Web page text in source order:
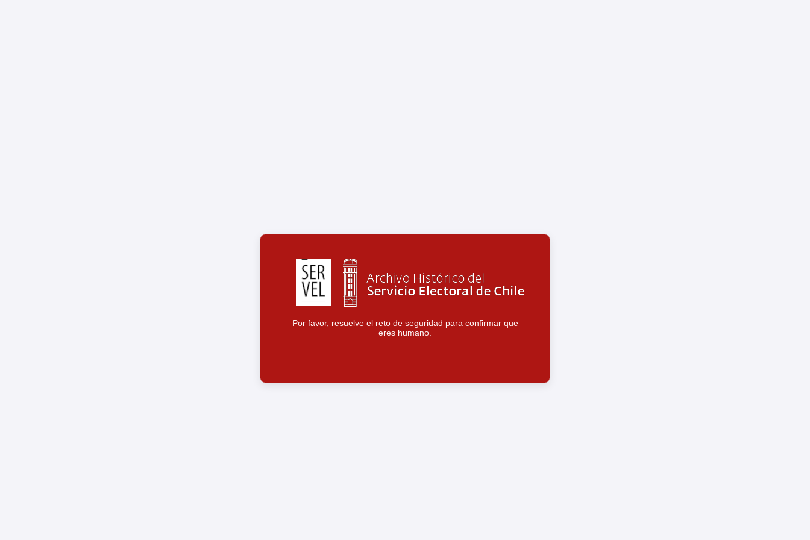
Por favor, resuelve el reto de seguridad para confirmar que
eres humano.